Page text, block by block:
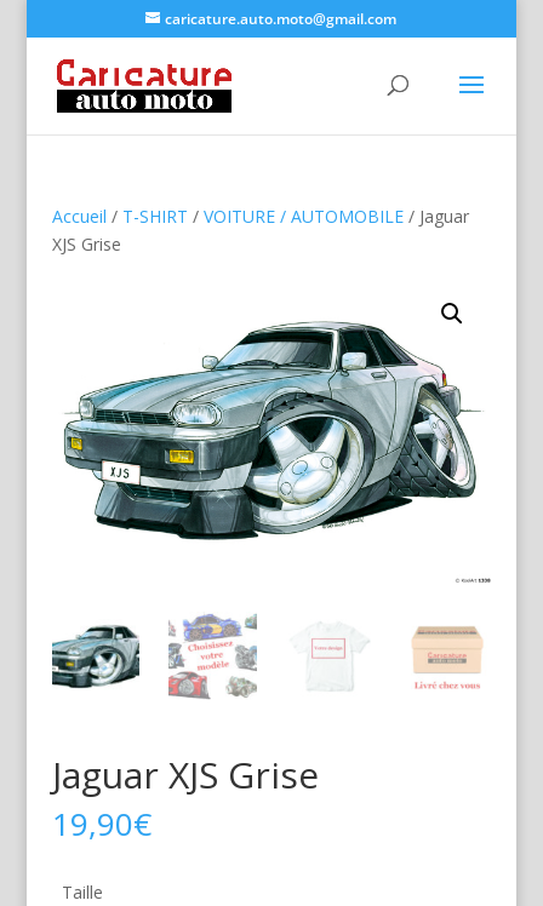
caricature.auto.moto@gmail.com
Accueil / T-SHIRT / VOITURE / AUTOMOBILE/ Jaguar
XJS Grise
Jaguar XJS Grise
19,90€
Taille